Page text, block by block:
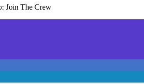
Join The Crew